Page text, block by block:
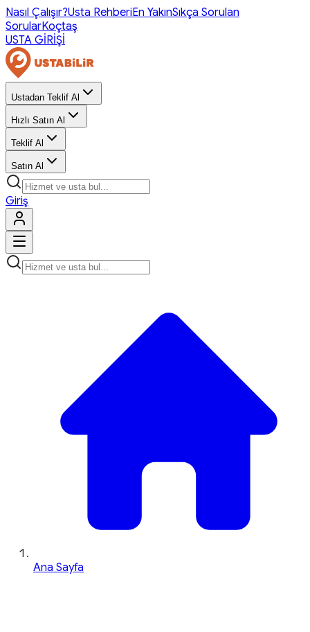
Nasıl Çalışır?Usta RehberiEn YakınSıkça Sorulan
SorularKoçtaş
USTA GİRİŞİ
Ustadan Teklif Al
Hızlı Satın Al
Teklif Al
Satın Al
Giriş
Ana Sayfa